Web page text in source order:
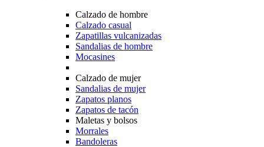
Calzado de hombre
Calzado casual
Zapatillas vulcanizadas
Sandalias de hombre
Mocasines
Calzado de mujer
Sandalias de mujer
Zapatos planos
Zapatos de tacón
Maletas y bolsos
Morrales
Bandoleras